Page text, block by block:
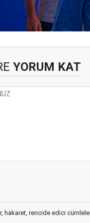
YORUM KAT
hakaret, rencide edici